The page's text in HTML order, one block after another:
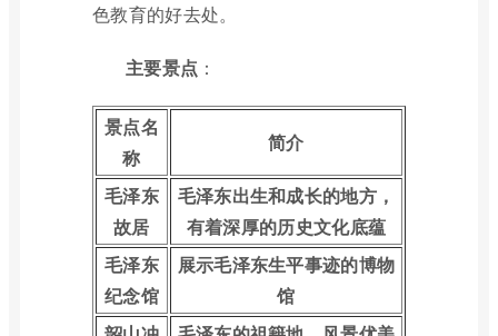
色教育的好去处。
主要景点 ：
景点名
称
简介
毛泽东
故居
毛泽东出生和成长的地方，
有着深厚的历史文化底蕴
毛泽东
纪念馆
展示毛泽东生平事迹的博物
馆